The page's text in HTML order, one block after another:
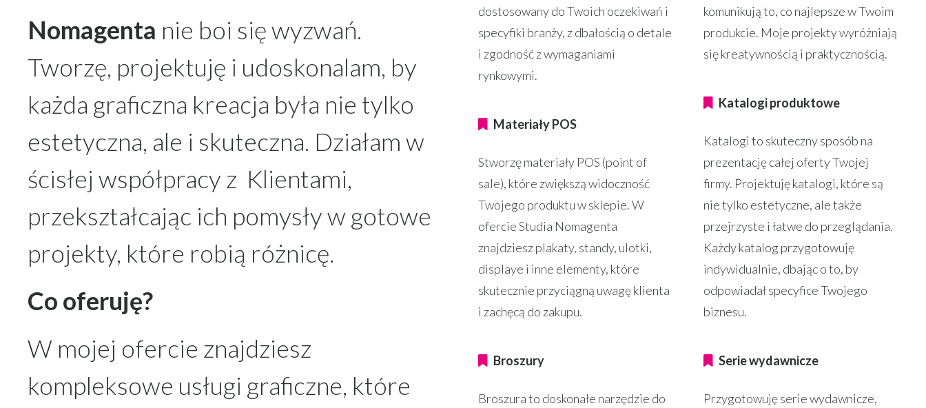
Nomagenta nie boi się wyzwań.
Tworzę, projektuję i udoskonalam, by
każda graficzna kreacja była nie tylko
estetyczna, ale i skuteczna. Działam w
ścisłej współpracy z Klientami,
przekształcając ich pomysły w gotowe
projekty, które robią różnicę.
Co oferuję?
W mojej ofercie znajdziesz
kompleksowe usługi graficzne, które
dostosowany do Twoich oczekiwań i
specyfiki branży, z dbałością o detale
i zgodność z wymaganiami
rynkowymi.
Materiały POS
Stworzę materiały POS (point of
sale), które zwiększą widoczność
Twojego produktu w sklepie. W
ofercie Studia Nomagenta
znajdziesz plakaty, standy, ulotki,
displaye i inne elementy, które
skutecznie przyciągną uwagę klienta
i zachęcą do zakupu.
Broszury
Broszura to doskonałe narzędzie do
komunikują to, co najlepsze w Twoim
produkcie. Moje projekty wyróżniają
się kreatywnością i praktycznością.
Katalogi produktowe
Katalogi to skuteczny sposób na
prezentację całej oferty Twojej
firmy. Projektuję katalogi, które są
nie tylko estetyczne, ale także
przejrzyste i łatwe do przeglądania.
Każdy katalog przygotowuję
indywidualnie, dbając o to, by
odpowiadał specyfice Twojego
biznesu.
Serie wydawnicze
Przygotowuję serie wydawnicze,